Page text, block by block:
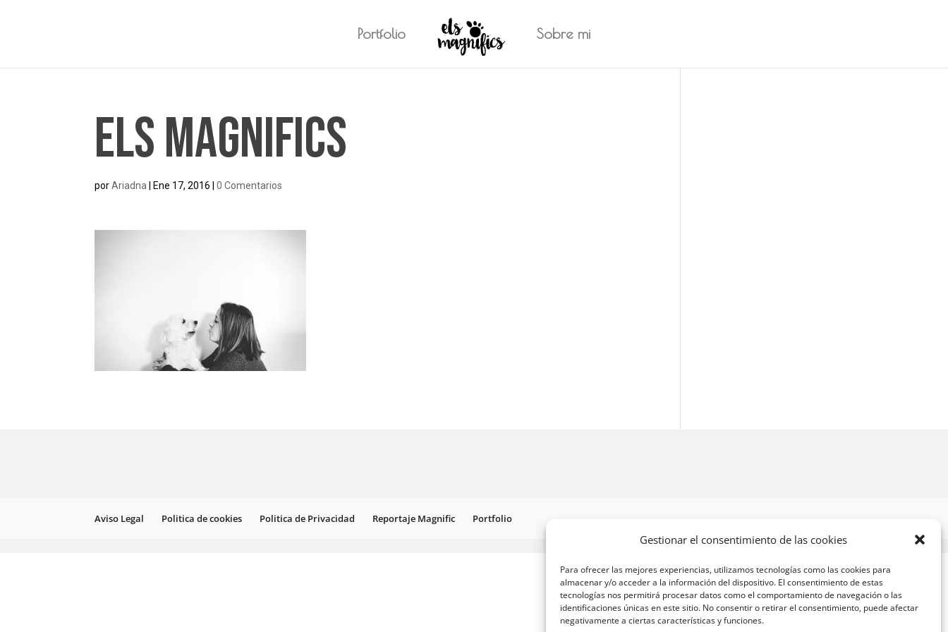
Gestionar el consentimiento de las cookies
Para ofrecer las mejores experiencias, utilizamos tecnologías como las cookies para
almacenar y/o acceder a la información del dispositivo. El consentimiento de estas
tecnologías nos permitirá procesar datos como el comportamiento de navegación o las
identificaciones únicas en este sitio. No consentir o retirar el consentimiento, puede afectar
negativamente a ciertas características y funciones.
Portfolio Sobre mi
Els Magnifics
porAriadna Ene 17, 2016 |0 Comentarios
Aviso Legal Politica de cookies Politica de Privacidad Reportaje Magnific Portfolio